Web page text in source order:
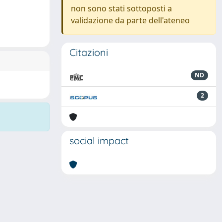
non sono stati sottoposti a
validazione da parte dell'ateneo
Citazioni
ND
2
social impact